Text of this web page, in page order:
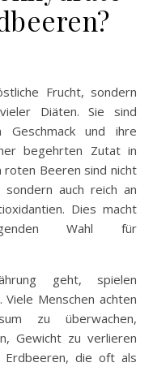
Diäten. Sie sind
Geschmack und ihre
begehrten Zutat in
roten Beeren sind nicht
auch reich an
Dies macht
Wahl für
geht, spielen
Menschen achten
zu überwachen,
Gewicht zu verlieren
Erdbeeren, die oft als